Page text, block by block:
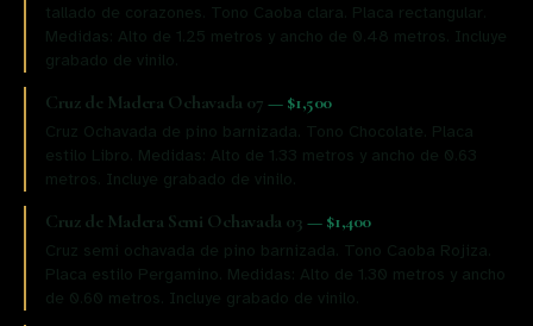
tallado de corazones. Tono Caoba clara. Placa rectangular.
Medidas: Alto de 1.25 metros y ancho de 0.48 metros. Incluye
grabado de vinilo.
Cruz de Madera Ochavada 07 — $1,500
Cruz Ochavada de pino barnizada. Tono Chocolate. Placa
estilo Libro. Medidas: Alto de 1.33 metros y ancho de 0.63
metros. Incluye grabado de vinilo.
Cruz de Madera Semi Ochavada 03 — $1,400
Cruz semi ochavada de pino barnizada. Tono Caoba Rojiza.
Placa estilo Pergamino. Medidas: Alto de 1.30 metros y ancho
de 0.60 metros. Incluye grabado de vinilo.